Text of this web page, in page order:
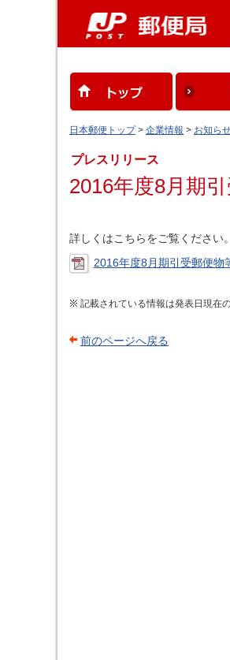
日本郵便トップ> 企業情報 > お知ら
プレスリリース
2016年度8月期
詳しくはこちらをご覧ください。
2016年度8月期引受郵便物
記載されている情報は発表日現在
前のページへ戻る